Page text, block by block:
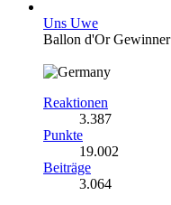
Uns Uwe
Ballon d'Or Gewinner
Reaktionen
3.387
Punkte
19.002
Beiträge
3.064